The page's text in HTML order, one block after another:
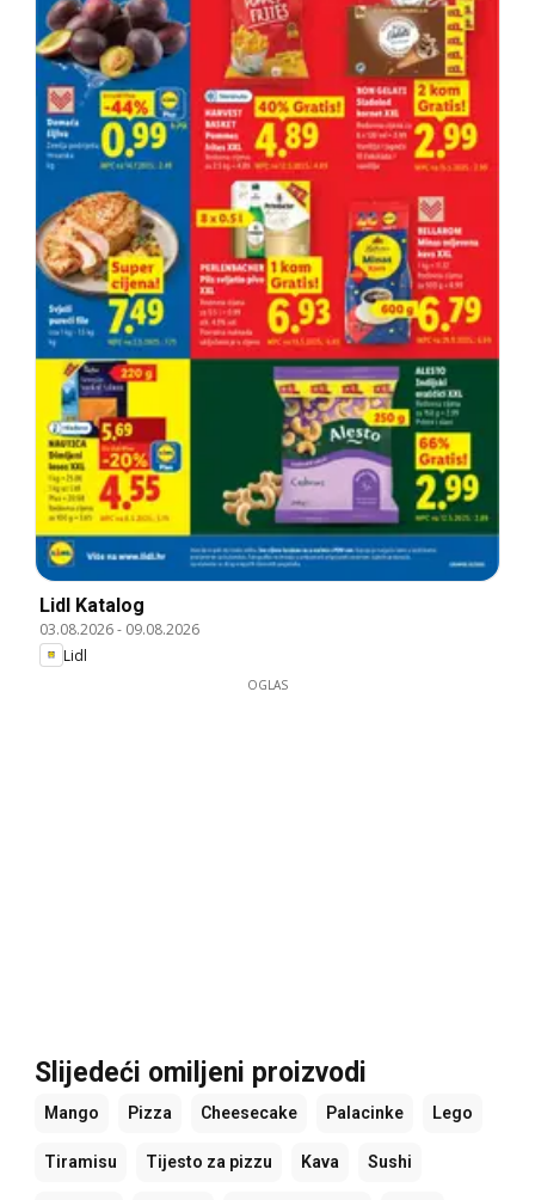
Lidl Katalog
03.08.2026- 09.08.2026
Lidl
OGLAS
Slijedeći omiljeni proizvodi
Mango Pizza Cheesecake Palacinke Lego
Tiramisu Tijesto za pizzu Kava Sushi